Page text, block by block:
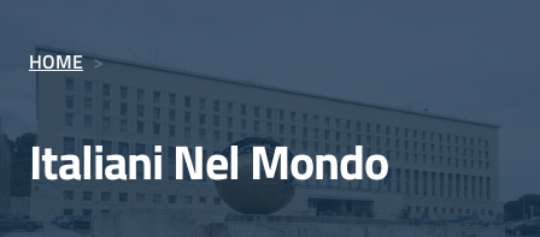
HOME >
Italiani Nel Mondo